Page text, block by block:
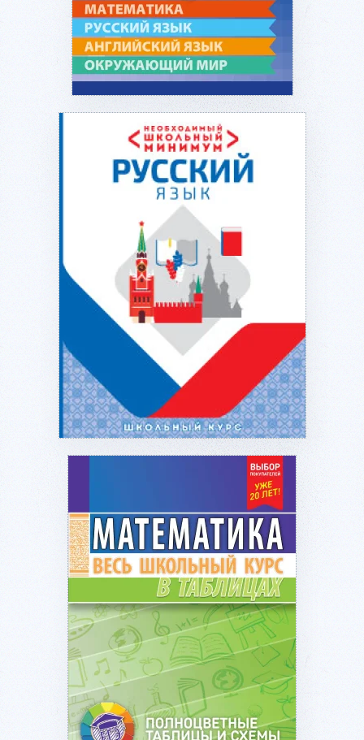
Подробнее...
Подробнее...